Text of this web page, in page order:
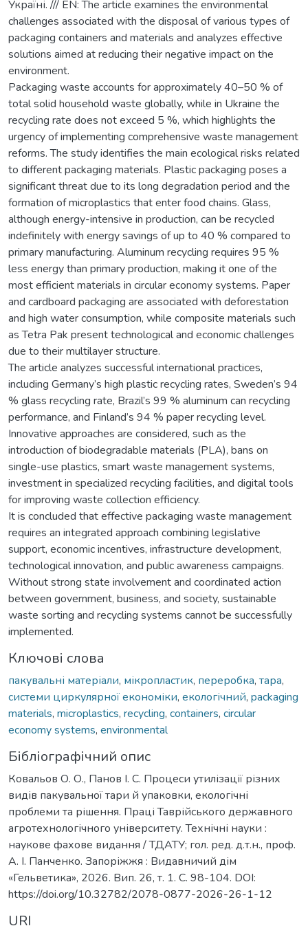
Україні. /// EN: Тhe article examines the environmental
challenges associated with the disposal of various types of
packaging containers and materials and analyzes effective
solutions aimed at reducing their negative impact on the
environment.
Packaging waste accounts for approximately 40–50 % of
total solid household waste globally, while in Ukraine the
recycling rate does not exceed 5 %, which highlights the
urgency of implementing comprehensive waste management
reforms. The study identifies the main ecological risks related
to different packaging materials. Plastic packaging poses a
significant threat due to its long degradation period and the
formation of microplastics that enter food chains. Glass,
although energy-intensive in production, can be recycled
indefinitely with energy savings of up to 40 % compared to
primary manufacturing. Aluminum recycling requires 95 %
less energy than primary production, making it one of the
most efficient materials in circular economy systems. Paper
and cardboard packaging are associated with deforestation
and high water consumption, while composite materials such
as Tetra Pak present technological and economic challenges
due to their multilayer structure.
The article analyzes successful international practices,
including Germany’s high plastic recycling rates, Sweden’s 94
% glass recycling rate, Brazil’s 99 % aluminum can recycling
performance, and Finland’s 94 % paper recycling level.
Innovative approaches are considered, such as the
introduction of biodegradable materials (PLA), bans on
single-use plastics, smart waste management systems,
investment in specialized recycling facilities, and digital tools
for improving waste collection efficiency.
It is concluded that effective packaging waste management
requires an integrated approach combining legislative
support, economic incentives, infrastructure development,
technological innovation, and public awareness campaigns.
Without strong state involvement and coordinated action
between government, business, and society, sustainable
waste sorting and recycling systems cannot be successfully
implemented.
Ключові слова
пакувальні матеріали, мікропластик, переробка, тара,
системи циркулярної економіки, екологічний, packaging
materials, microplastics, recycling, containers, circular
economy systems, environmental
Бібліографічний опис
Ковальов О. О., Панов І. С. Процеси утилізації різних
видів пакувальної тари й упаковки, екологічні
проблеми та рішення. Праці Таврійського державного
агротехнологічного університету. Технічні науки :
наукове фахове видання / ТДАТУ; гол. ред. д.т.н., проф.
А. І. Панченко. Запоріжжя : Видавничий дім
«Гельветика», 2026. Вип. 26, т. 1. С. 98-104. DOI:
https://doi.org/10.32782/2078-0877-2026-26-1-12
URI